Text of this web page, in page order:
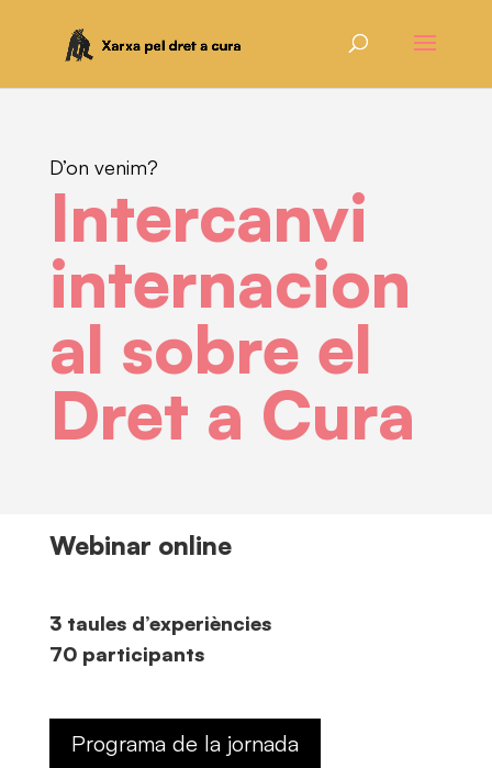
D’on venim?
Intercanvi
internacion
al sobre el
Dret a Cura
Webinar online
3 taules d’experiències
70 participants
Programa de la jornada